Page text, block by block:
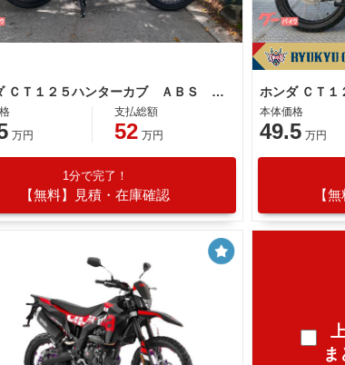
ホンダ ＣＴ１２５ハンターカブ ＡＢＳ ＬＥＤヘッドライト
万円
支払総額
52 万円
1分で完了！
【無料】見積・在庫確認
ホンダ ＣＴ１
本体価格
49.5 万円
【